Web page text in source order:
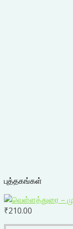
புத்தகங்கள்
₹210.00